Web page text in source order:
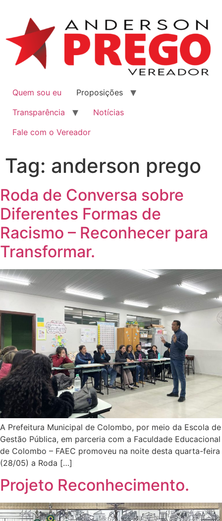
Quem sou eu
Proposições
Transparência
Notícias
Fale com o Vereador
Tag: anderson prego
Roda de Conversa sobre
Diferentes Formas de
Racismo – Reconhecer para
Transformar.
A Prefeitura Municipal de Colombo, por meio da Escola de
Gestão Pública, em parceria com a Faculdade Educacional
de Colombo – FAEC promoveu na noite desta quarta-feira
(28/05) a Roda […]
Projeto Reconhecimento.